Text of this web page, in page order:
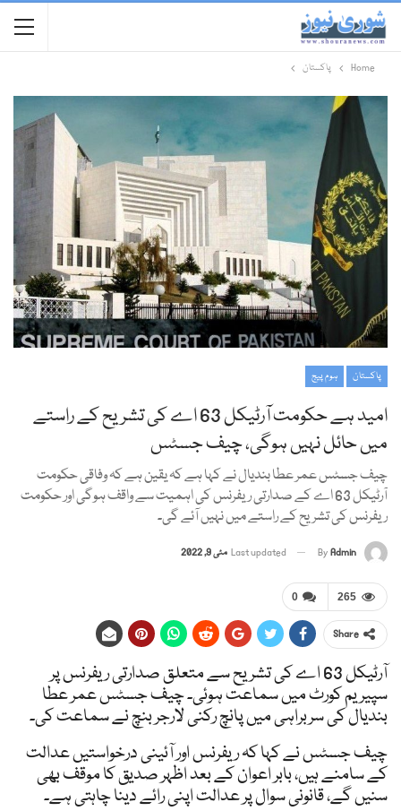
Home پاکستان
پاکستان ہوم پیج
امید ہے حکومت آرٹیکل 63 اے کی تشریح کے راستے
میں حائل نہیں ہوگی، چیف جسٹس
چیف جسٹس عمر عطا بندیال نے کہا ہے کہ یقین ہے کہ وفاقی حکومت
آرٹیکل 63 اے کے صدارتی ریفرنس کی اہمیت سے واقف ہوگی اور حکومت
ریفرنس کی تشریح کے راستے میں نہیں آئے گی۔
ByAdmin
Last updated مئی 9, 2022
0 265
Share
آرٹیکل 63 اے کی تشریح سے متعلق صدارتی ریفرنس پر
سپیریم کورٹ میں سماعت ہوئی۔ چیف جسٹس عمر عطا
بندیال کی سربراہی میں پانچ رکنی لارجر بنچ نے سماعت کی۔
چیف جسٹس نے کہا کہ ریفرنس اور آئینی درخواستیں عدالت
کے سامنے ہیں، بابر اعوان کے بعد اظہر صدیق کا موقف بھی
سنیں گے، قانونی سوال پر عدالت اپنی رائے دینا چاہتی ہے۔